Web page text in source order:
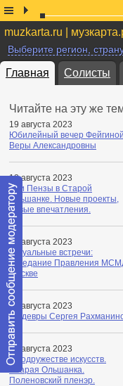
muzkarta.ru |
Выберите регион,
Главная Солисты
Читайте на эту же
19 августа 2023
Юбилейный вечер Фейгиной
Веры Александровны
18 августа 2023
Дни Пензы в Старой
Ольшанке. Новые проекты,
новые впечатления.
16 августа 2023
Актуальные встречи:
заседание Правления
Москве
16 августа 2023
Шедевры Сергея
16 августа 2023
В содружестве искусств.
Старая Ольшанка.
Поленовский пленэр.
Отправить